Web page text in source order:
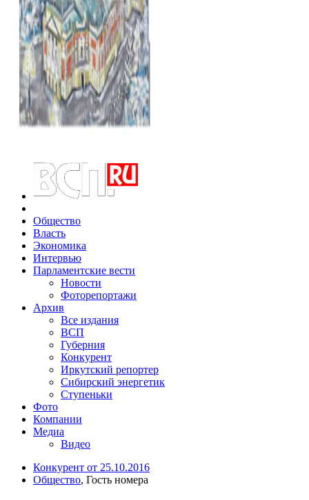
Общество
Власть
Экономика
Интервью
Парламентские вести
Новости
Фоторепортажи
Архив
Все издания
ВСП
Губерния
Конкурент
Иркутский репортер
Сибирский энергетик
Ступеньки
Фото
Компании
Медиа
Видео
Конкурент от 25.10.2016
Общество, Гость номера